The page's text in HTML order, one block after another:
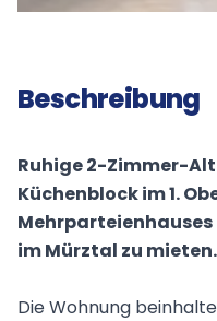
Beschreibung
Ruhige 2-Zimmer-
Küchenblock im 1.
im Mürztal zu mieten.
Die Wohnung